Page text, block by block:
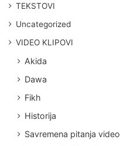
TEKSTOVI
Uncategorized
VIDEO KLIPOVI
Akida
Dawa
Fikh
Historija
Savremena pitanja video